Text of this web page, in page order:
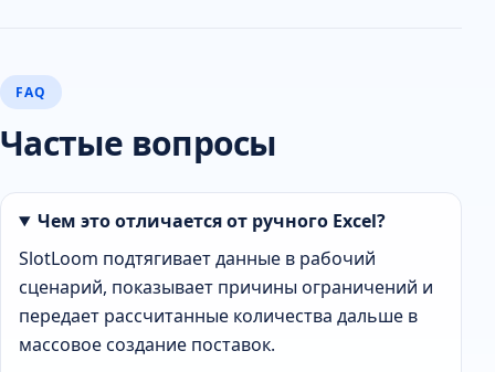
FAQ
Частые вопросы
Чем это отличается от ручного Excel?
SlotLoom подтягивает данные в рабочий
сценарий, показывает причины ограничений и
передает рассчитанные количества дальше в
массовое создание поставок.